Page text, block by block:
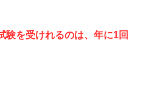
験を受けれるのは、年に1回